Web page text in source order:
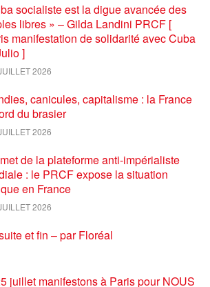
socialiste est la digue avancée des
libres » – Gilda Landini PRCF [
manifestation de solidarité avec Cuba
]
2026
canicules, capitalisme : la France
du brasier
2026
de la plateforme anti-impérialiste
: le PRCF expose la situation
en France
2026
et fin – par Floréal
juillet manifestons à Paris pour NOUS